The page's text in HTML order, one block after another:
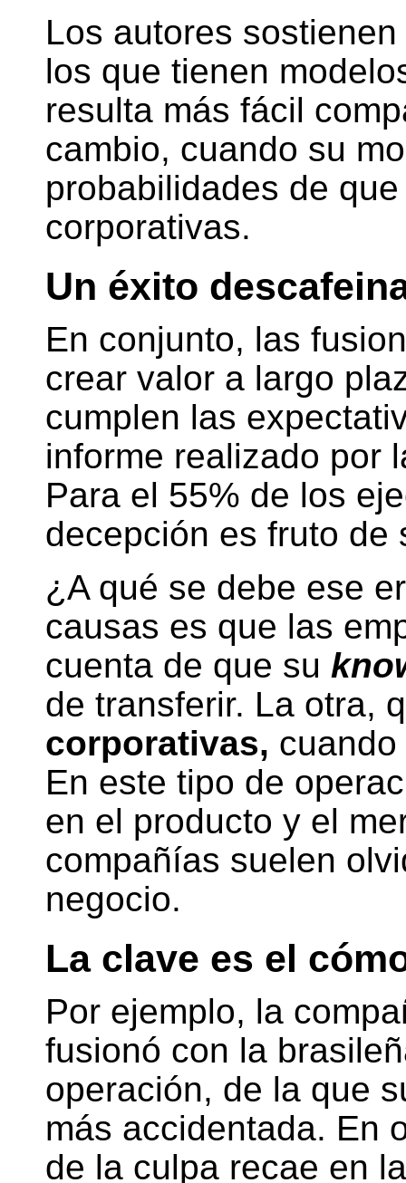
Los autores
los que tienen
resulta más fácil
cambio, cuando su
probabilidades de
corporativas.
Un éxito
En conjunto, las
crear valor a largo
cumplen las
informe realizado por
Para el 55% de los
decepción es fruto de
¿A qué se debe ese
causas es que las
cuenta de que su
de transferir. La otra,
corporativas,
En este tipo de
en el producto y el
compañías suelen
negocio.
La clave es el
Por ejemplo, la
fusionó con la
operación, de la que
más accidentada. En
de la culpa recae en